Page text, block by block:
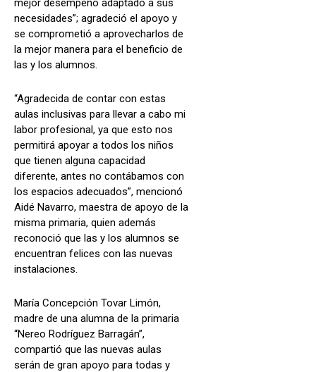
mejor desempeño adaptado a sus
necesidades”; agradeció el apoyo y
se comprometió a aprovecharlos de
la mejor manera para el beneficio de
las y los alumnos.
“Agradecida de contar con estas
aulas inclusivas para llevar a cabo mi
labor profesional, ya que esto nos
permitirá apoyar a todos los niños
que tienen alguna capacidad
diferente, antes no contábamos con
los espacios adecuados”, mencionó
Aidé Navarro, maestra de apoyo de la
misma primaria, quien además
reconoció que las y los alumnos se
encuentran felices con las nuevas
instalaciones.
María Concepción Tovar Limón,
madre de una alumna de la primaria
“Nereo Rodríguez Barragán”,
compartió que las nuevas aulas
serán de gran apoyo para todas y